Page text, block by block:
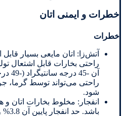
خطرات و ایمنی اتان
خطرات
آتش‌زا: اتان مایعی بسیار
راحتی بخارات قابل اشتعال
آن -
راحتی می‌تواند توسط گرما،
شود.
انفجار: مخلوط بخارات اتان و